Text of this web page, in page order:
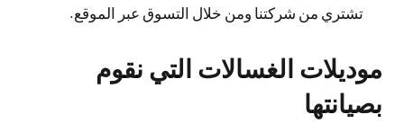
تشتري من شركتنا ومن خلال التسوق عبر الموقع.
موديلات الغسالات التي نقوم
بصيانتها